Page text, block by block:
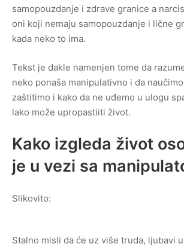
samopouzdanje i zdrave granice a
oni koji nemaju samopouzdanje i lične
kada neko to ima.
Tekst je dakle namenjen tome da
neko ponaša manipulativno i da
zaštitimo i kako da ne uđemo u ulogu
lako može upropastiiti život.
Kako izgleda život
je u vezi sa
Slikovito:
Stalno misli da će uz više truda, ljubavi